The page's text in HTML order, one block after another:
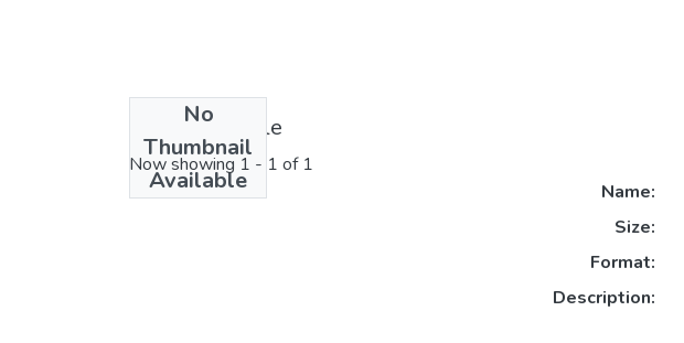
No
Thumbnail
Available
License bundle
Now showing 1 - 1 of 1
Name:
Size:
Format:
Description: